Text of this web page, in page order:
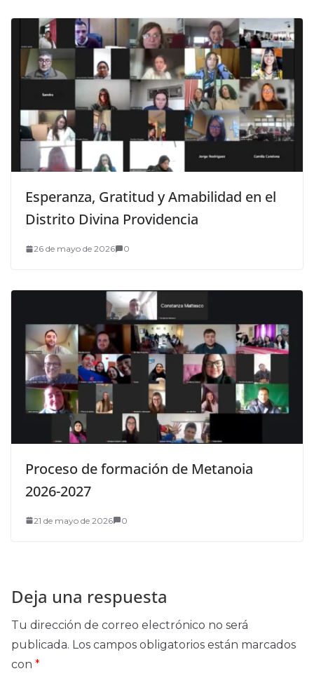
Esperanza, Gratitud y Amabilidad en el
Distrito Divina Providencia
26 de mayo de 2026 0
Proceso de formación de Metanoia
2026-2027
21 de mayo de 2026 0
Deja una respuesta
Tu dirección de correo electrónico no será
publicada. Los campos obligatorios están marcados
con *